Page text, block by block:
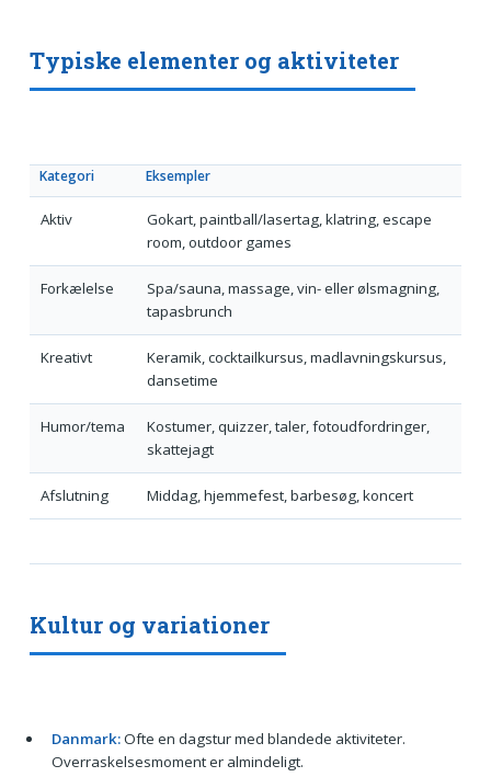
Typiske elementer og aktiviteter
Kategori Eksempler
Aktiv
Gokart, paintball/lasertag, klatring, escape
room, outdoor games
Forkælelse
Spa/sauna, massage, vin- eller ølsmagning,
tapasbrunch
Kreativt
Keramik, cocktailkursus, madlavningskursus,
dansetime
Humor/tema
Kostumer, quizzer, taler, fotoudfordringer,
skattejagt
Afslutning Middag, hjemmefest, barbesøg, koncert
Kultur og variationer
Danmark:Ofte en dagstur med blandede aktiviteter.
Overraskelsesmoment er almindeligt.